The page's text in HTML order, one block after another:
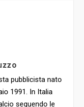
pubblicista nato
1991. In Italia
seguendo le